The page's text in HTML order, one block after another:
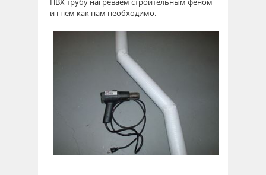
и гнем как нам необходимо.